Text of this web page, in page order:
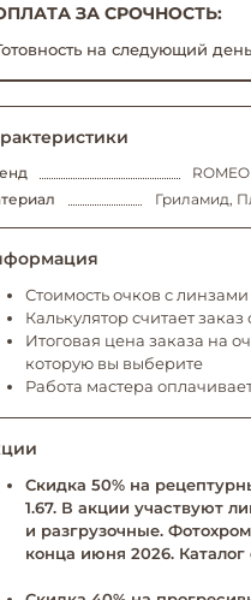
ЗА СРОЧНОСТЬ:
на следующий
Гриламид,
Стоимость очков с
Калькулятор считает
Итоговая цена заказа на
которую вы выберите
Работа мастера
Скидка 50% на
1.67. В акции участвуют
и разгрузочные.
конца июня 2026.